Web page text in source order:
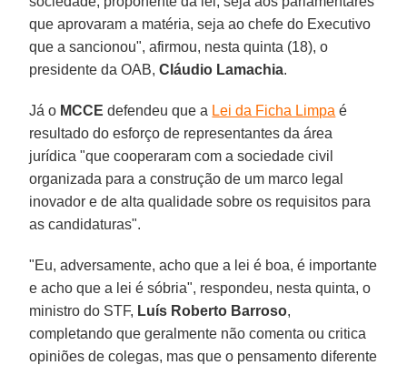
que aprovaram a matéria, seja ao chefe do Executivo
que a sancionou", afirmou, nesta quinta (18), o
presidente da OAB,Cláudio Lamachia.
Já o MCCE defendeu que a Lei da Ficha Limpa é
resultado do esforço de representantes da área
jurídica "que cooperaram com a sociedade civil
organizada para a construção de um marco legal
inovador e de alta qualidade sobre os requisitos para
as candidaturas".
"Eu, adversamente, acho que a lei é boa, é importante
e acho que a lei é sóbria", respondeu, nesta quinta, o
ministro do STF, Luís Roberto Barroso,
completando que geralmente não comenta ou critica
opiniões de colegas, mas que o pensamento diferente